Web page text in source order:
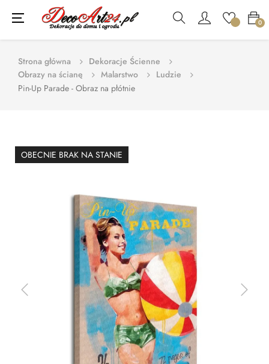
0
Toggle
navigation
☰
Strona główna
Dekoracje Ścienne
Obrazy na ścianę
Malarstwo
Ludzie
Pin-Up Parade - Obraz na płótnie
OBECNIE BRAK NA STANIE